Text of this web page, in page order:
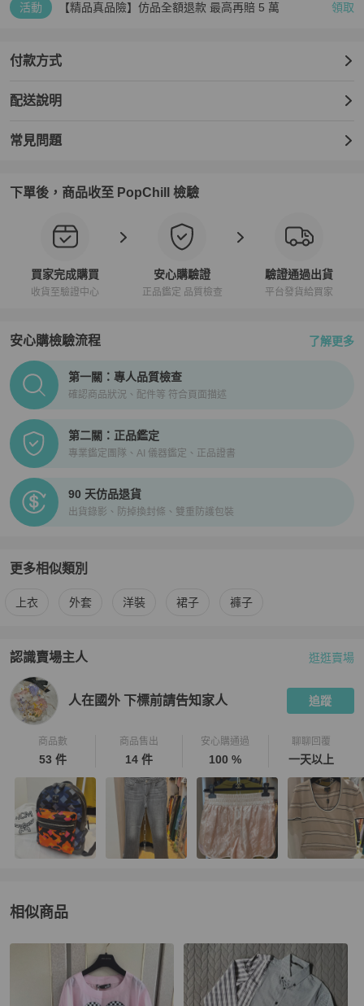
活動 【精品真品險】仿品全額退款 最高再賠 5 萬 領取
付款方式
配送說明
常見問題
下單後，商品收至 PopChill 檢驗
買家完成購買
收貨至驗證中心
安心購驗證
正品鑑定 品質檢查
驗證通過出貨
平台發貨給買家
安心購檢驗流程 了解更多
PopChill拍拍圈正品驗證、安心購檢驗流程介紹
第一關：專人品質檢查
確認商品狀況、配件等 符合頁面描述
第二關：正品鑑定
專業鑑定團隊、AI 儀器鑑定、正品證書
90 天仿品退貨
出貨錄影、防掉換封條、雙重防護包裝
更多相似類別
更多 Moschino 女裝 相似商品推薦
上衣 外套 洋裝 裙子 褲子
認識賣場主人
PopChill 拍拍圈嚴選賣家 人在國外 下標前請告知家人介紹
逛逛賣場
人在國外 下標前請告知家人 追蹤
商品數
53 件
商品售出
14 件
安心購通過
100 %
聊聊回覆
一天以上
相似商品
更多相似Moschino女裝推薦精品